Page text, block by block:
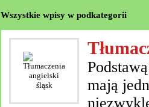
Wszystkie wpisy w podkategorii
mają